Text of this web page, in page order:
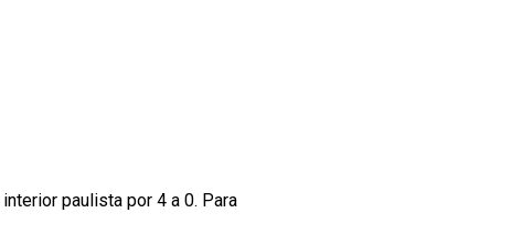
paulista por 4 a 0. Para